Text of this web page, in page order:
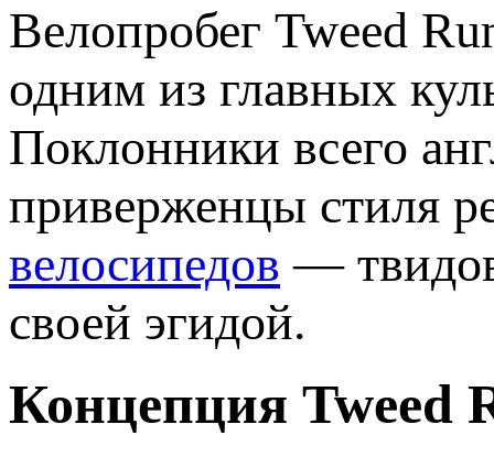
Велопробег Tweed
одним из главных
Поклонники всего
приверженцы стиля
велосипедов —
своей эгидой.
Концепция Tweed